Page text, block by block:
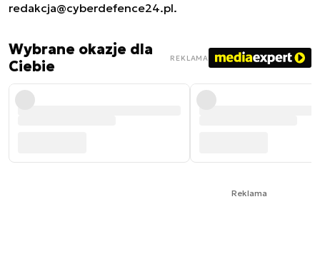
redakcja@cyberdefence24.pl.
Wybrane okazje dla
Ciebie
REKLAMA
Reklama